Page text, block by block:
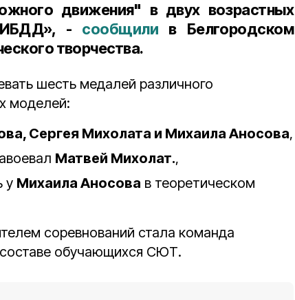
движения" в двух возрастных
- сообщили в Белгородском
творчества.
шесть медалей различного
моделей:
Сергея Михолата и Михаила Аносова,
Матвей Михолат.,
у Михаила Аносова в теоретическом
соревнований стала команда
обучающихся СЮТ.